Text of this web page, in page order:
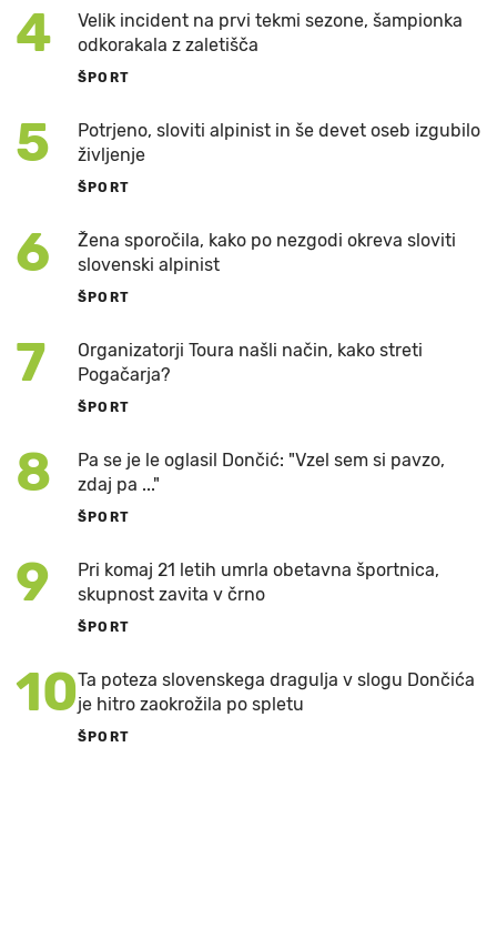
4
Velik incident na prvi tekmi sezone, šampionka
odkorakala z zaletišča
ŠPORT
5
Potrjeno, sloviti alpinist in še devet oseb izgubilo
življenje
ŠPORT
6
Žena sporočila, kako po nezgodi okreva sloviti
slovenski alpinist
ŠPORT
7
Organizatorji Toura našli način, kako streti
Pogačarja?
ŠPORT
8
Pa se je le oglasil Dončić: "Vzel sem si pavzo,
zdaj pa ..."
ŠPORT
9
Pri komaj 21 letih umrla obetavna športnica,
skupnost zavita v črno
ŠPORT
10Ta poteza slovenskega dragulja v slogu Dončića
je hitro zaokrožila po spletu
ŠPORT